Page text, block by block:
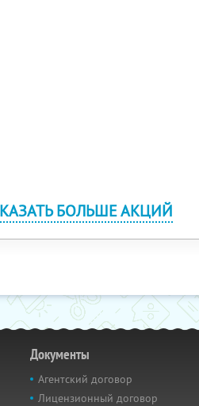
БОЛЬШЕ АКЦИЙ
Документы
Агентский договор
Лицензионный договор